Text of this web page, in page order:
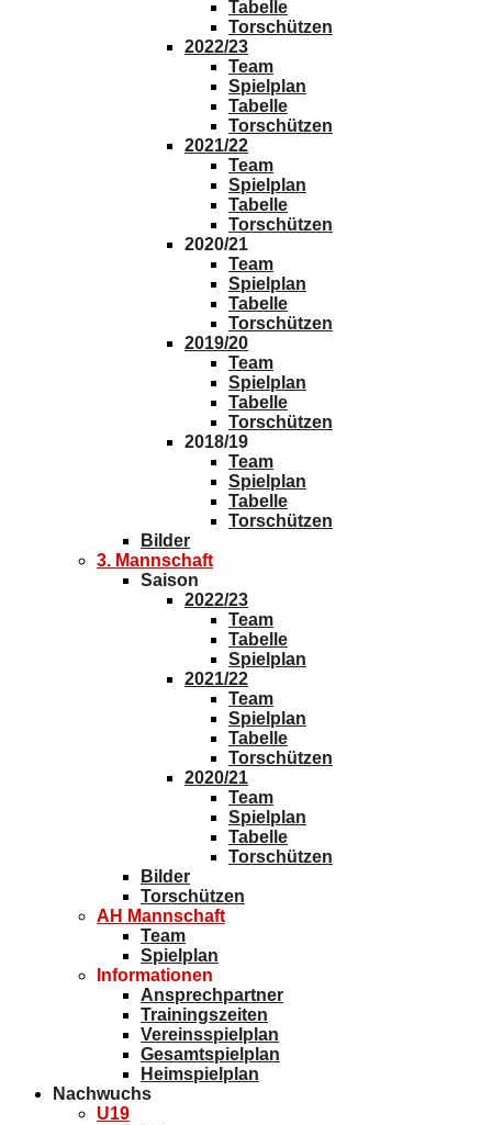
Tabelle
Torschützen
2022/23
Team
Spielplan
Tabelle
Torschützen
2021/22
Team
Spielplan
Tabelle
Torschützen
2020/21
Team
Spielplan
Tabelle
Torschützen
2019/20
Team
Spielplan
Tabelle
Torschützen
2018/19
Team
Spielplan
Tabelle
Torschützen
Bilder
3. Mannschaft
Saison
2022/23
Team
Tabelle
Spielplan
2021/22
Team
Spielplan
Tabelle
Torschützen
2020/21
Team
Spielplan
Tabelle
Torschützen
Bilder
Torschützen
AH Mannschaft
Team
Spielplan
Informationen
Ansprechpartner
Trainingszeiten
Vereinsspielplan
Gesamtspielplan
Heimspielplan
Nachwuchs
U19